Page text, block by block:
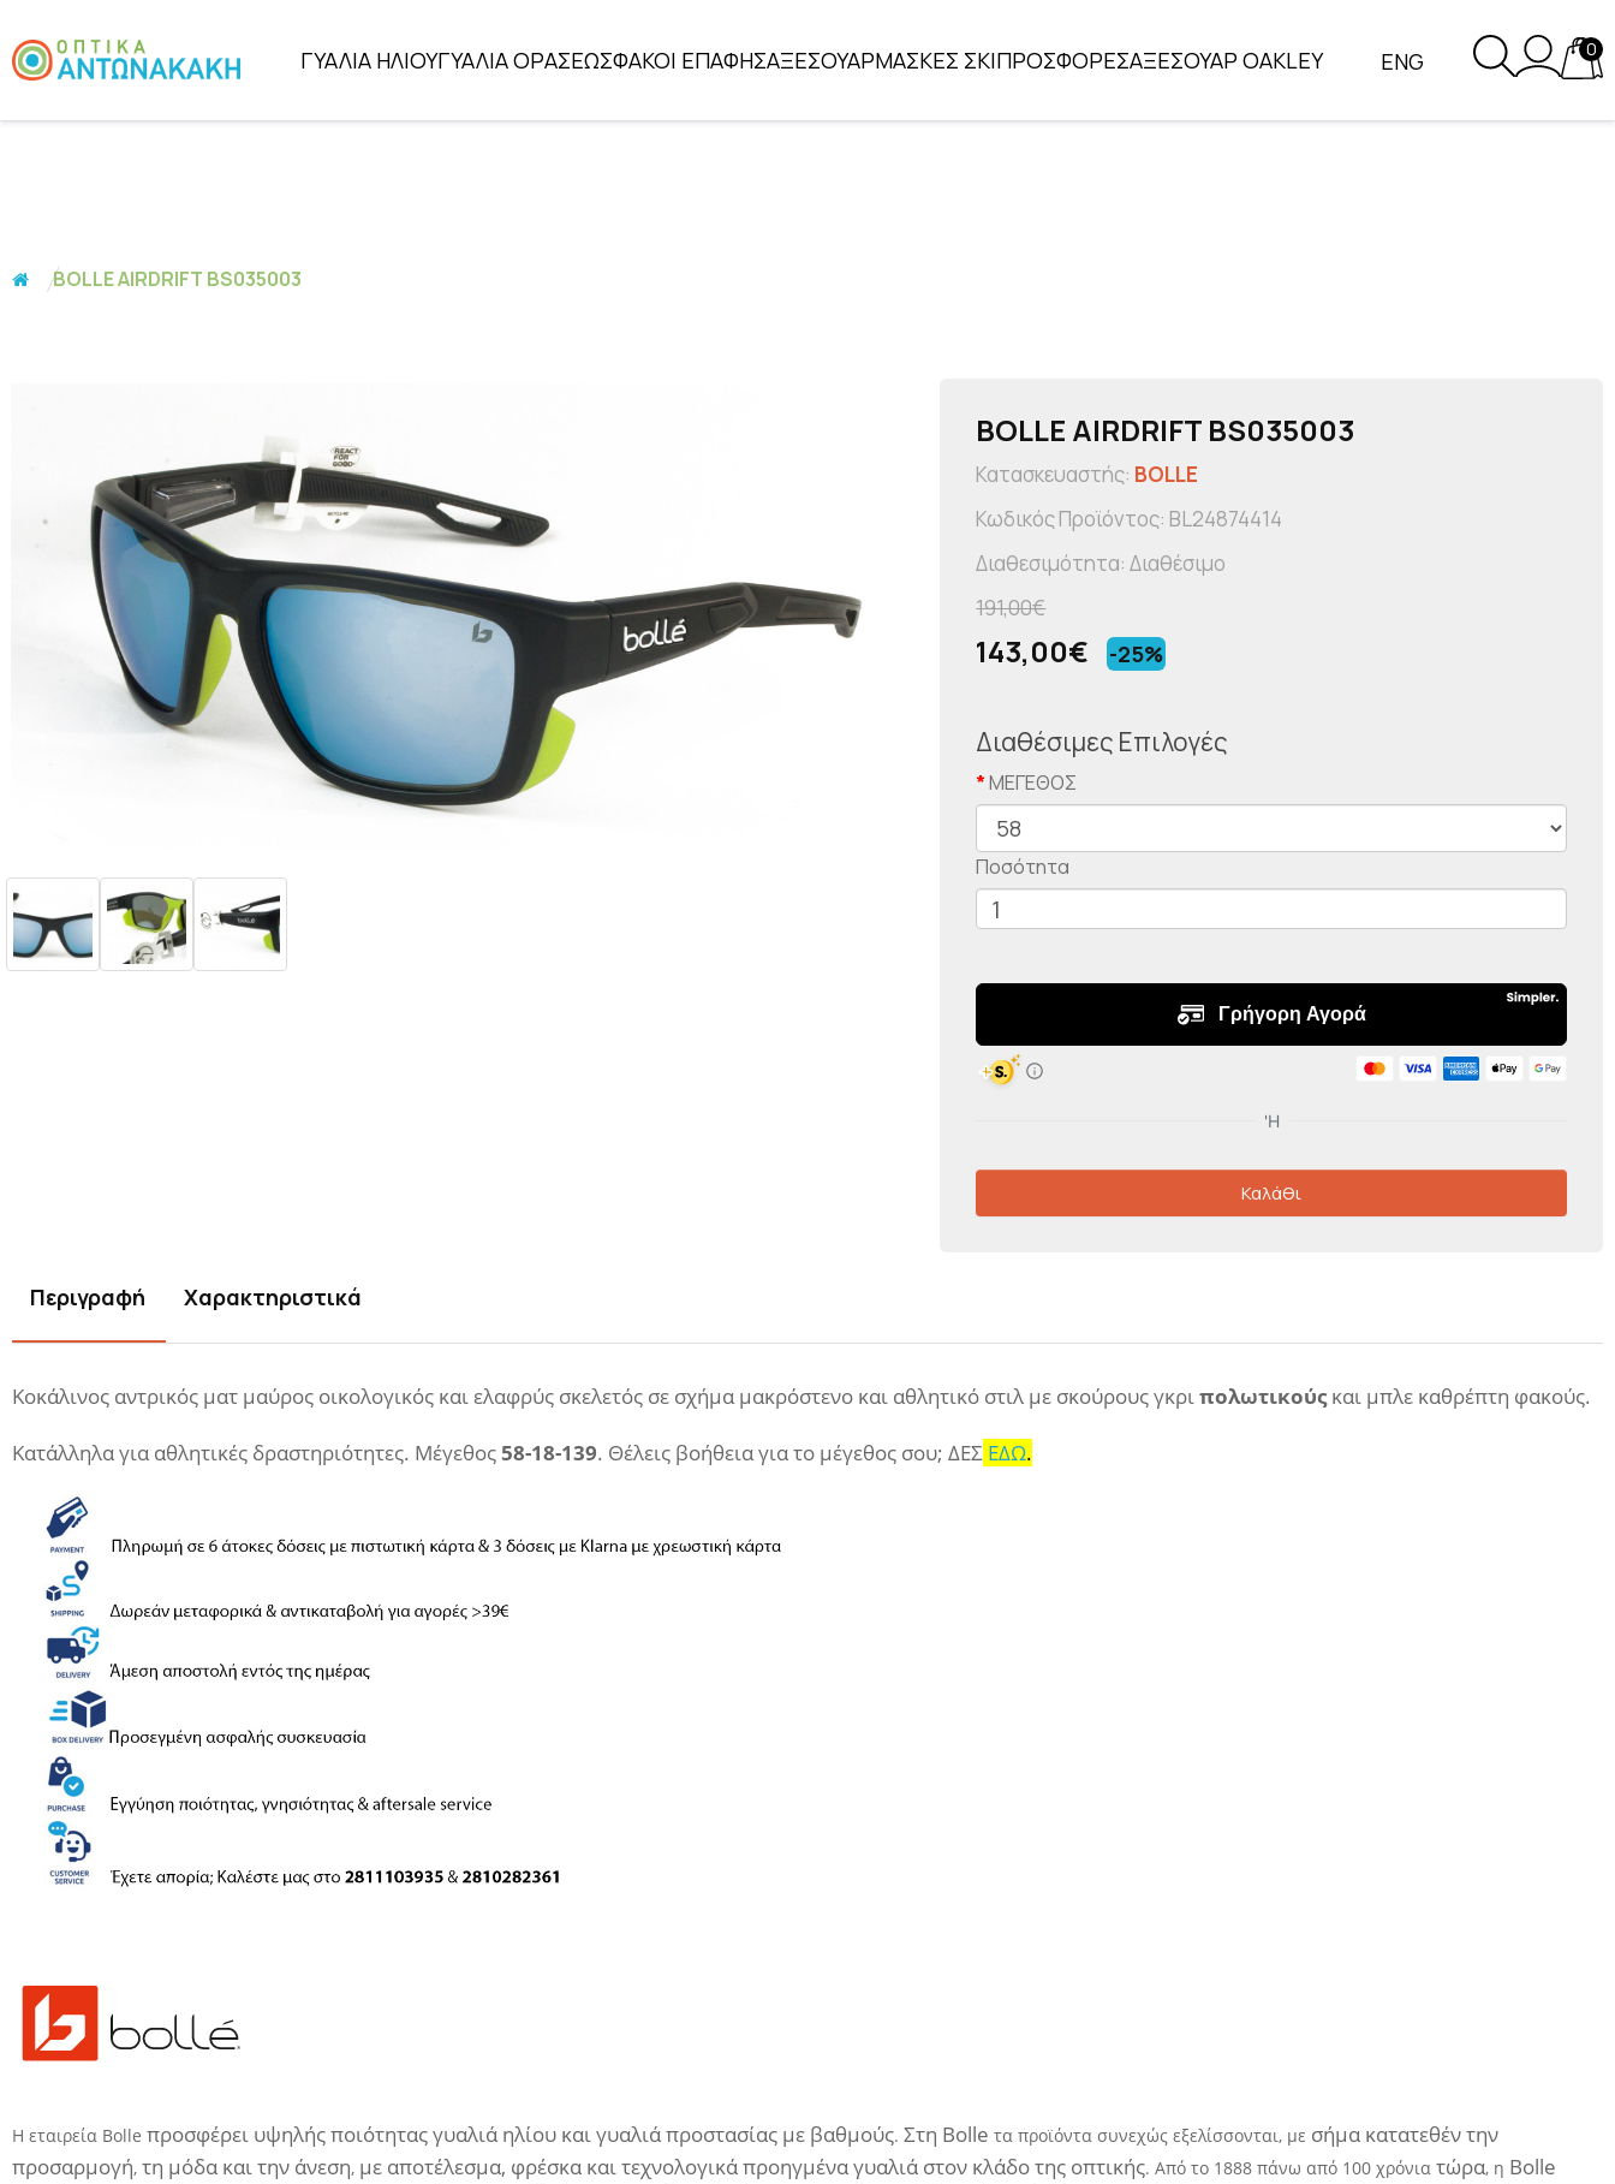
ΓΥΑΛΙΑ ΗΛΙΟΥΓΥΑΛΙΑ ΟΡΑΣΕΩΣΦΑΚΟΙ ΕΠΑΦΗΣΑΞΕΣΟΥΑΡΜΑΣΚΕΣ ΣΚΙΠΡΟΣΦΟΡΕΣΑΞΕΣΟΥΑΡ OAKLEY ENG 0
BOLLE AIRDRIFT BS035003
BOLLE AIRDRIFT BS035003
Κατασκευαστής: BOLLE
Κωδικός Προϊόντος: BL24874414
Διαθεσιμότητα: Διαθέσιμο
191,00€
143,00€ -25%
Διαθέσιμες Επιλογές
ΜΕΓΕΘΟΣ
Ποσότητα
Καλάθι
Περιγραφή Χαρακτηριστικά
Κοκάλινος αντρικός ματ μαύρος οικολογικός και ελαφρύς σκελετός σε σχήμα μακρόστενο και αθλητικό στιλ με σκούρους γκριπολωτικούςκαι μπλε καθρέπτη φακούς.
Κατάλληλα για αθλητικές δραστηριότητες. Μέγεθος58-18-139. Θέλεις βοήθεια για το μέγεθος σου; ΔΕΣ ΕΔΩ.
Η εταιρεία Bolle προσφέρει υψηλής ποιότηταςγυαλιά ηλίου καιγυαλιάπροστασίας με βαθμούς. Στη Bolle τα προϊόντα συνεχώς εξελίσσονται, με σήμα κατατεθέν την
προσαρμογή, τη μόδα και την άνεση, με αποτέλεσμα, φρέσκα καιτεχνολογικά προηγμέναγυαλιά στον κλάδο της οπτικής. Από το 1888 πάνω από 100 χρόνια τώρα, η Bolle